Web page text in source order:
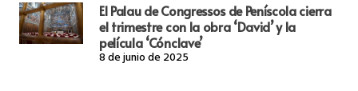
El Palau de Congressos de Peníscola cierra
el trimestre con la obra ‘David’ y la
película ‘Cónclave’
8 de junio de 2025